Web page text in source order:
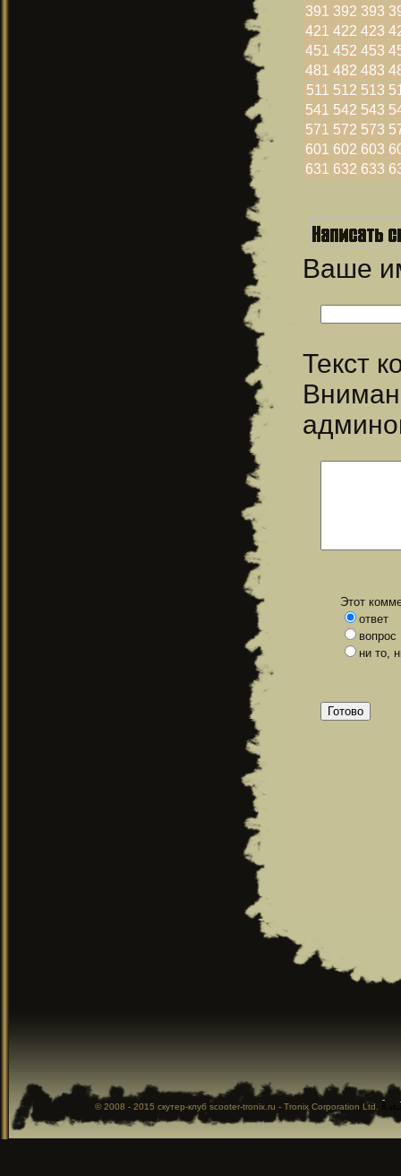
391 392 393
421 422 423
451 452 453
481 482 483
511 512 513
541 542 543
571 572 573
601 602 603
631 632 633
Ваше
Текст
Этот
ответ
вопрос
ни то,
© 2008 - 2015 скутер-клуб scooter-tronix.ru - Tronix Corporation Ltd.